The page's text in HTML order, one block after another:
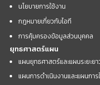
นโยบายการใช้งาน
กฎหมายเกี่ยวกับไอที
การคุ้มครองข้อมูลส่วนบุคคล
ยุทธศาสตร์แผน
แผนยุทธศาสตร์และแผนระยะยา
แผนการดำเนินงานและแผนกา